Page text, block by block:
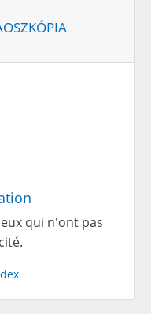
qui n'ont pas